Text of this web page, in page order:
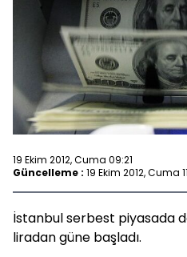
19 Ekim 2012, Cuma 09:21
Güncelleme : 19 Ekim 2012, Cuma
İstanbul serbest piyasada
liradan güne başladı.